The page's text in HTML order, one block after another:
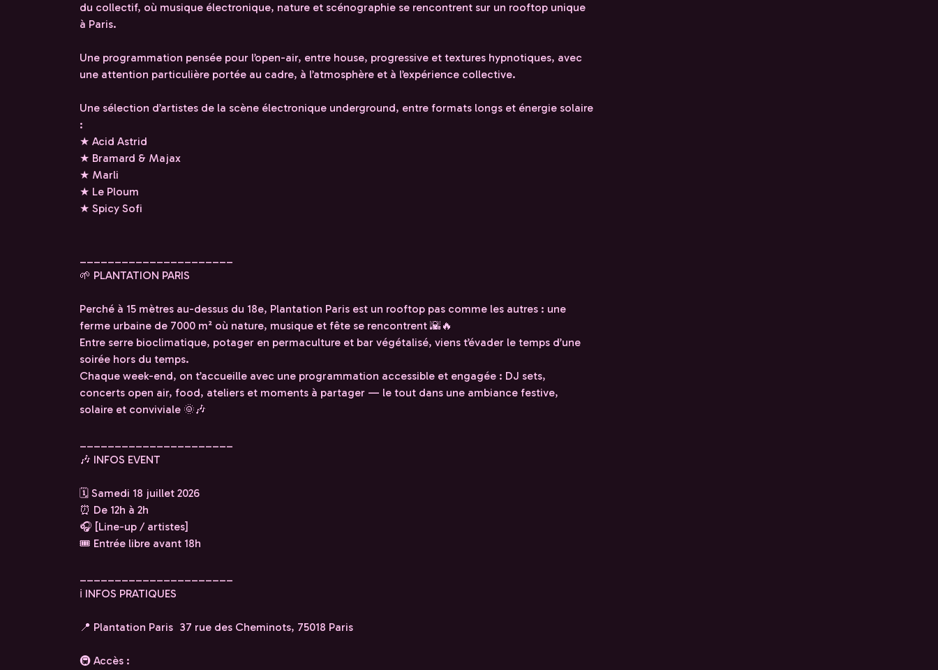
du collectif, où musique électronique, nature et scénographie se rencontrent sur un rooftop unique
à Paris.
Une programmation pensée pour l’open-air, entre house, progressive et textures hypnotiques, avec
une attention particulière portée au cadre, à l’atmosphère et à l’expérience collective.
Une sélection d’artistes de la scène électronique underground, entre formats longs et énergie solaire
:
★ Acid Astrid
★ Bramard & Majax
★ Marli
★ Le Ploum
★ Spicy Sofi
______________________
🌱 PLANTATION PARIS
Perché à 15 mètres au-dessus du 18e, Plantation Paris est un rooftop pas comme les autres : une
ferme urbaine de 7000 m² où nature, musique et fête se rencontrent 🌇🔥
Entre serre bioclimatique, potager en permaculture et bar végétalisé, viens t’évader le temps d’une
soirée hors du temps.
Chaque week-end, on t’accueille avec une programmation accessible et engagée : DJ sets,
concerts open air, food, ateliers et moments à partager — le tout dans une ambiance festive,
solaire et conviviale 🌞🎶
______________________
🎶 INFOS EVENT
🗓️ Samedi 18 juillet 2026
⏰ De 12h à 2h
🎧 [Line-up / artistes]
🎟️ Entrée libre avant 18h
______________________
ℹ️ INFOS PRATIQUES
📍 Plantation Paris 37 rue des Cheminots, 75018 Paris
🚇 Accès :